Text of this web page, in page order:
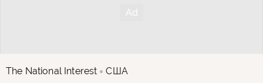
The National Interest США